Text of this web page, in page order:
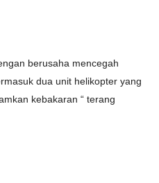
berusaha mencegah
dua unit helikopter yang
kebakaran “ terang